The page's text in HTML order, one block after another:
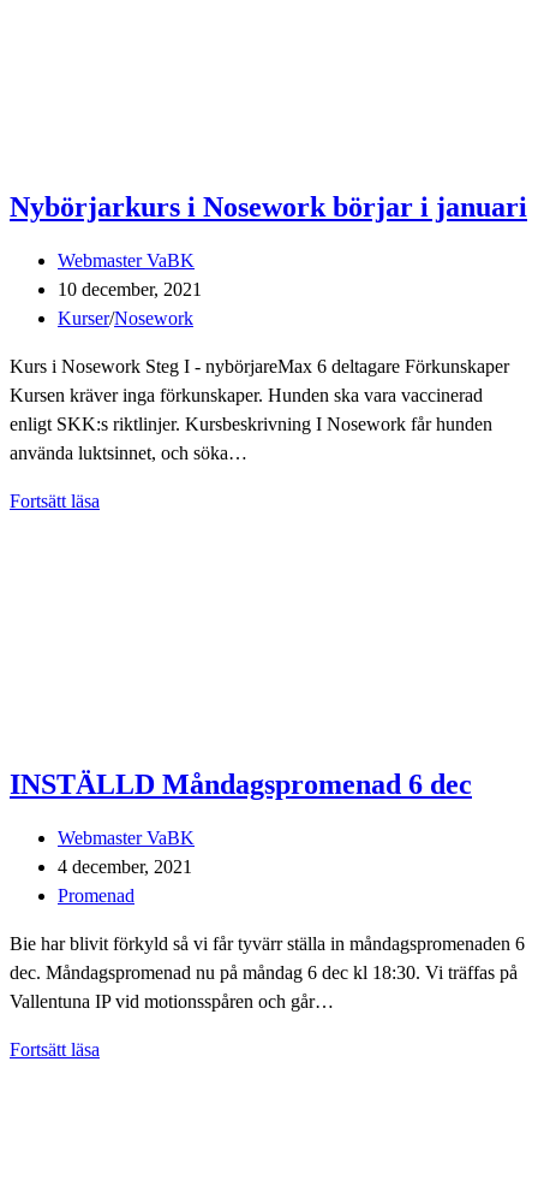
Nybörjarkurs i Nosework börjar i januari
Inläggsförfattare:
Webmaster VaBK
Inlägget
publicerat:
10 december, 2021
Inläggskategori:
Kurser/Nosework
Kurs i Nosework Steg I - nybörjareMax 6 deltagare Förkunskaper
Kursen kräver inga förkunskaper. Hunden ska vara vaccinerad
enligt SKK:s riktlinjer. Kursbeskrivning I Nosework får hunden
använda luktsinnet, och söka…
Fortsätt läsa
INSTÄLLD Måndagspromenad 6 dec
Inläggsförfattare:
Webmaster VaBK
Inlägget
publicerat:
4 december, 2021
Inläggskategori:
Promenad
Bie har blivit förkyld så vi får tyvärr ställa in måndagspromenaden 6
dec. Måndagspromenad nu på måndag 6 dec kl 18:30. Vi träffas på
Vallentuna IP vid motionsspåren och går…
Fortsätt läsa